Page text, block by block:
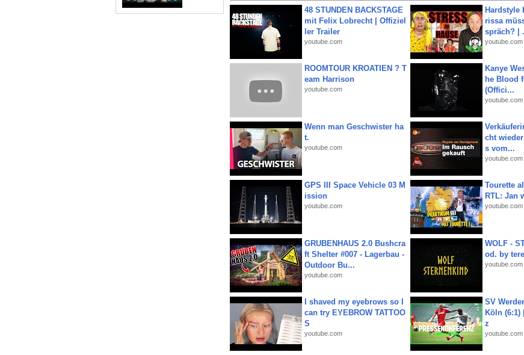
48 STUNDEN BACKSTAGE
mit Felix Lobrecht | Offiziel
ler Trailer
youtube.com
Hardstyle
rissa
spräch? |
youtube.com
ROOMTOUR KROATIEN ? T
eam Harrison
youtube.com
Kanye
he Blood
(Offici...
youtube.com
Wenn man Geschwister ha
t.
youtube.com
cht
s vom...
youtube.com
GPS III Space Vehicle 03 M
ission
youtube.com
Tourette
RTL: Jan
youtube.com
GRUBENHAUS 2.0 Bushcra
ft Shelter #007 - Lagerbau -
Outdoor Bu...
youtube.com
WOLF -
od. by
youtube.com
I shaved my eyebrows so I
can try EYEBROW TATTOO
S
youtube.com
SV
Köln (6:1)
z
youtube.com